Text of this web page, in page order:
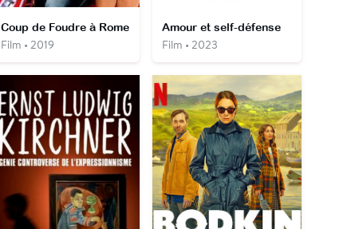
Coup de Foudre à Rome
Film • 2019
Amour et self-défense
Film • 2023